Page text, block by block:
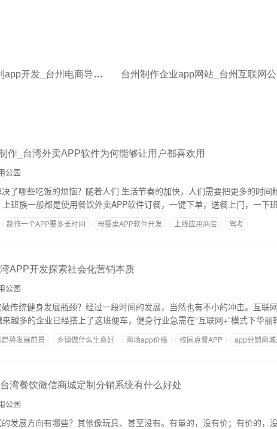
台州优惠券返利app开发_台州电商导购App开发促进用户的购买
作_台湾外卖APP软件为何能够让用户都喜欢用
公园
了哪些吃饭的烦恼？随着人们 生活节奏的加快，人们需要把更多的时间
班族一般都是使用餐饮外卖APP软件订餐，一键下单，送餐上门，一下
制作一个APP要多长时间 母婴类APP软件开发 上线应用商店 驾考
APP开发探索社会化营销本质
公园
传统健身发展瓶颈？经过一段时间的发展，当然也有不小的冲击。互联
越多的企业已经搭上了这班便车，健身行业急需在“互联网+”模式下华丽
趋势发展前景 乡镇做什么生意好 商场app价格 校园点餐APP app分销商
湾餐饮微信商城定制分销系统有什么好处
公园
发展方向有哪些？其他像玩具、甚至没有。有量的，没有价；有价的，